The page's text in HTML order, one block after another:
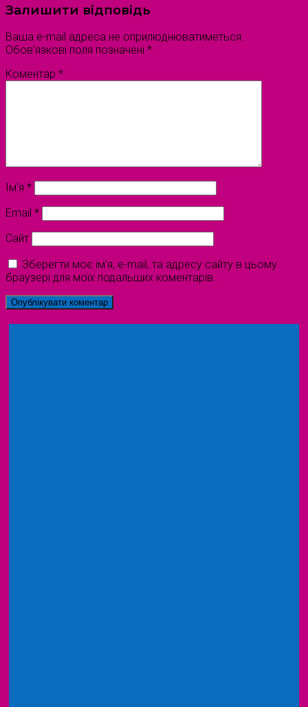
Залишити відповідь
Ваша e-mail адреса не оприлюднюватиметься.
Обов’язкові поля позначені *
Коментар *
Ім'я *
Email *
Сайт
Зберегти моє ім'я, e-mail, та адресу сайту в цьому
браузері для моїх подальших коментарів.